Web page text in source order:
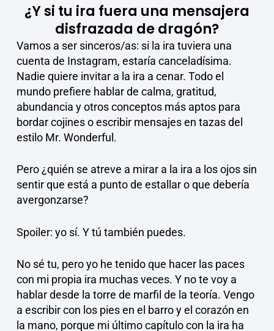
¿Y si tu ira fuera una mensajera
disfrazada de dragón?
Vamos a ser sinceros/as: si la ira tuviera una
cuenta de Instagram, estaría canceladísima.
Nadie quiere invitar a la ira a cenar. Todo el
mundo prefiere hablar de calma, gratitud,
abundancia y otros conceptos más aptos para
bordar cojines o escribir mensajes en tazas del
estilo Mr. Wonderful.
Pero ¿quién se atreve a mirar a la ira a los ojos sin
sentir que está a punto de estallar o que debería
avergonzarse?
Spoiler: yo sí. Y tú también puedes.
No sé tu, pero yo he tenido que hacer las paces
con mi propia ira muchas veces. Y no te voy a
hablar desde la torre de marfil de la teoría. Vengo
a escribir con los pies en el barro y el corazón en
la mano, porque mi último capítulo con la ira ha